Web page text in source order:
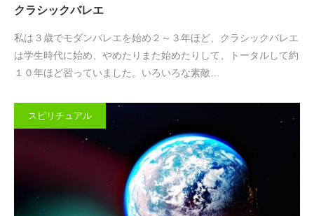
クラシックバレエ
私は３歳でモダンバレエを始め２～３年ほど、クラシックバレエ
は学生時代に始め、やめたりまた始めたりして、トータルして約
１０年ほど習っていました。いろいろな素敵…
スピリチュアル